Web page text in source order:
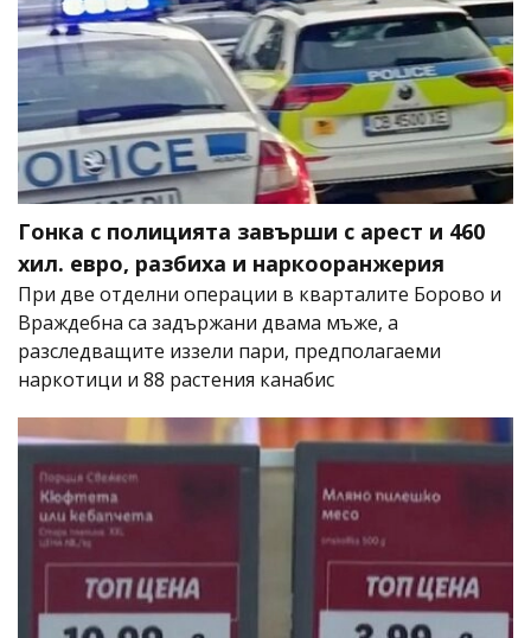
Гонка с полицията завърши с арест и 460
хил. евро, разбиха и наркооранжерия
При две отделни операции в кварталите Борово и
Враждебна са задържани двама мъже, а
разследващите иззели пари, предполагаеми
наркотици и 88 растения канабис